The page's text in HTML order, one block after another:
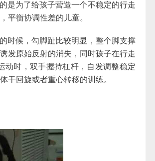
是为了给孩子营造一个不稳定的行走
平衡协调性差的儿童。
时候，勾脚趾比较明显，整个脚支撑
发原始反射的消失，同时孩子在行走
动时，双手握持杠杆，自发调整稳定
干回旋或者重心转移的训练。